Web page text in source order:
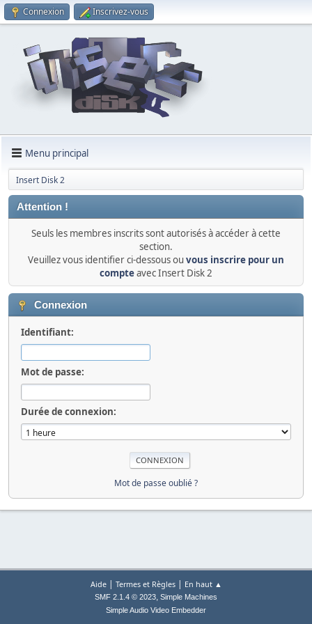
Connexion Inscrivez-vous
Menu principal
Insert Disk 2
Attention !
Seuls les membres inscrits sont autorisés à accéder à cette
section.
Veuillez vous identifier ci-dessous ou vous inscrire pour un
compteavec Insert Disk 2
Connexion
Identifiant:
Mot de passe:
Durée de connexion:
Mot de passe oublié ?
Aide| Termes et Règles| En haut ▲
SMF 2.1.4 © 2023, Simple Machines
Simple Audio Video Embedder